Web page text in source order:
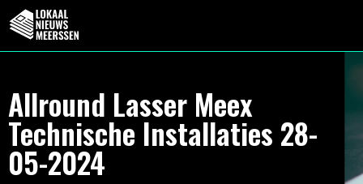
Allround Lasser Meex
Technische Installaties 28-
05-2024